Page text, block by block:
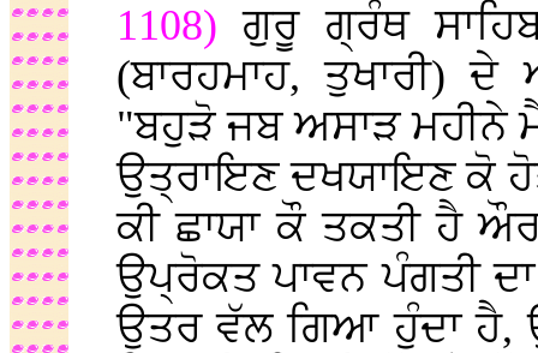
1108) ਗੁਰੂ ਗ੍ਰੰਥ
(ਬਾਰਹਮਾਹ, ਤੁਖਾਰੀ)
"ਬਹੁੜੋ ਜਬ ਅਸਾੜ ਮਹੀਨੇ
ਉਤ੍ਰਾਇਣ ਦਖਯਾਇਣ ਕੋ
ਕੀ ਛਾਯਾ ਕੌ ਤਕਤੀ ਹੈ
ਉਪ੍ਰੋਕਤ ਪਾਵਨ ਪੰਗਤੀ
ਉਤਰ ਵੱਲ ਗਿਆ ਹੁੰਦਾ ਹੈ,